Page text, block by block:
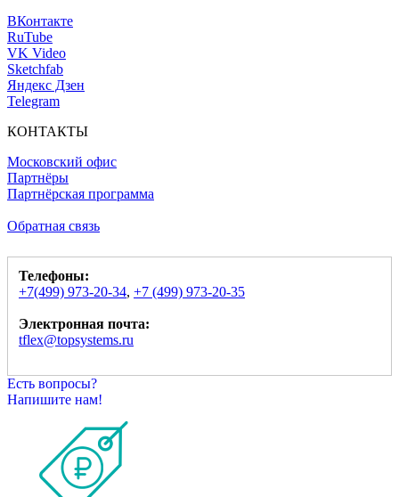
ВКонтакте
RuTube
VK Video
Sketchfab
Яндекс Дзен
Telegram
КОНТАКТЫ
Московский офис
Партнёры
Партнёрская программа
Обратная связь
Телефоны:
+7(499) 973-20-34, +7 (499) 973-20-35
Электронная почта:
tflex@topsystems.ru
Есть вопросы?
Напишите нам!